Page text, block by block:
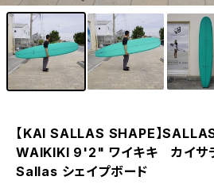
【KAI SALLAS SHAPE】
WAIKIKI 9'2" ワイキキ カイサ
Sallas シェイプボード